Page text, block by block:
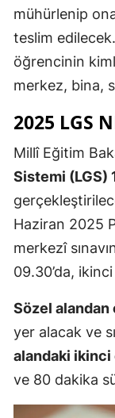
mühürlenip
teslim
öğrencinin
merkez, bina,
2025 LGS
Millî Eğitim
Sistemi (LGS)
Haziran 2025
merkezî
09.30’da,
Sözel
yer alacak ve
alandaki ikinci
ve 80 dakika